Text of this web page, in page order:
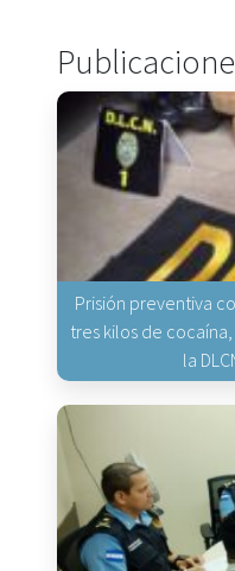
Prisión preventiva
tres kilos de
la